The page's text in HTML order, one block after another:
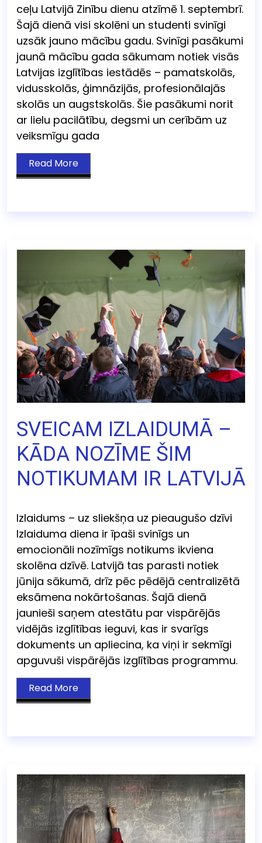
ceļu Latvijā Zinību dienu atzīmē 1. septembrī.
Šajā dienā visi skolēni un studenti svinīgi
uzsāk jauno mācību gadu. Svinīgi pasākumi
jaunā mācību gada sākumam notiek visās
Latvijas izglītības iestādēs – pamatskolās,
vidusskolās, ģimnāzijās, profesionālajās
skolās un augstskolās. Šie pasākumi norit
ar lielu pacilātību, degsmi un cerībām uz
veiksmīgu gada
Read More
SVEICAM IZLAIDUMĀ –
KĀDA NOZĪME ŠIM
NOTIKUMAM IR LATVIJĀ
Izlaidums – uz sliekšņa uz pieaugušo dzīvi
Izlaiduma diena ir īpaši svinīgs un
emocionāli nozīmīgs notikums ikviena
skolēna dzīvē. Latvijā tas parasti notiek
jūnija sākumā, drīz pēc pēdējā centralizētā
eksāmena nokārtošanas. Šajā dienā
jaunieši saņem atestātu par vispārējās
vidējās izglītības ieguvi, kas ir svarīgs
dokuments un apliecina, ka viņi ir sekmīgi
apguvuši vispārējās izglītības programmu.
Read More